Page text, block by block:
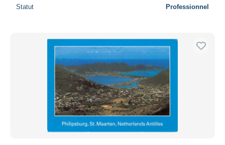
Statut Professionnel